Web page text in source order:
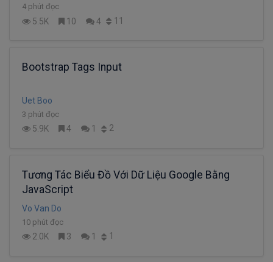
4 phút đọc
5.5K 10 4 11
Bootstrap Tags Input
Uet Boo
3 phút đọc
5.9K 4 1 2
Tương Tác Biểu Đồ Với Dữ Liệu Google Bằng
JavaScript
Vo Van Do
10 phút đọc
2.0K 3 1 1